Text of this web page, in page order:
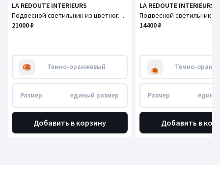
LA REDOUTE INTERIEURS
Подвесной светильник из цветного стекла Ø30,5 см, Kinoko / Киноко
21000 ₽
Темно-оранжевый
Размер единый размер
Добавить в корзину
LA REDOUTE INTERIEURS
14400 ₽
Темно-
Размер
Добавить в